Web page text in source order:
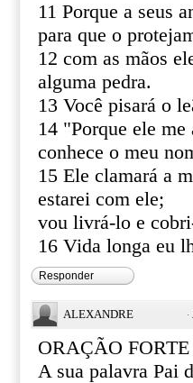
11 Porque a seus
para que o
12 com as mãos
alguma pedra.
13 Você pisará o
14 "Porque ele
conhece o meu
15 Ele clamará a
estarei com ele;
vou livrá-lo e
16 Vida longa eu
Responder
ALEXANDRE ·
ORAÇÃO
A sua palavra Pai